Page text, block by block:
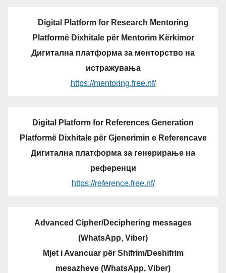
Digital Platform for Research Mentoring
Platformë Dixhitale për Mentorim Kërkimor
Дигитална платформа за менторство на
истражувања
https://mentoring.free.nf/
Digital Platform for References Generation
Platformë Dixhitale për Gjenerimin e Referencave
Дигитална платформа за генерирање на
референци
https://reference.free.nf/
Advanced Cipher/Deciphering messages
(WhatsApp, Viber)
Mjet i Avancuar për Shifrim/Deshifrim
mesazheve (WhatsApp, Viber)